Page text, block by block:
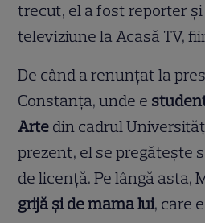
trecut, el a fost reporter
televiziune la Acasă TV,
De când a renunțat la
Constanța, unde e
Arte din cadrul
prezent, el se pregătește
de licență. Pe lângă asta,
grijă și de mama lui, care